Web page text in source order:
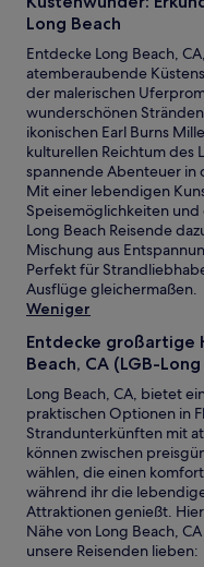
Long Beach
Entdecke Long Beach,
atemberaubende
der malerischen
wunderschönen
ikonischen Earl Burns
kulturellen Reichtum des
spannende Abenteuer in
Mit einer lebendigen
Speisemöglichkeiten
Long Beach Reisende
Mischung aus
Perfekt für
Ausflüge gleichermaßen.
Weniger
Entdecke großartige
Beach, CA (LGB-
Long Beach, CA, bietet
praktischen Optionen in
Strandunterkünften mit
können zwischen
wählen, die einen
während ihr die
Attraktionen genießt.
Nähe von Long Beach,
unsere Reisenden lieben: